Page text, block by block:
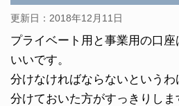
更新日： 2018年12月11日
プライベート用と事業用の口
いいです。
分けなければならないというわ
分けておいた方がすっきりし